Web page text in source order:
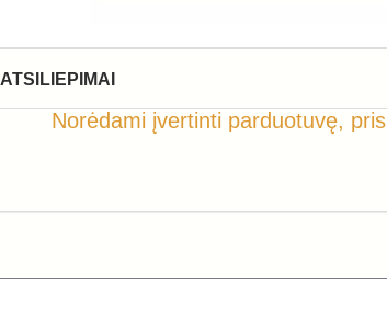
ATSILIEPIMAI
Norėdami įvertinti parduotuvę,